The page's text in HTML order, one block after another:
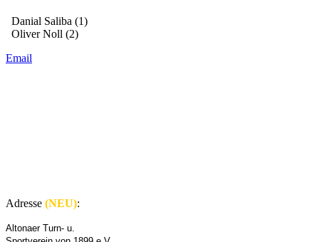
Danial Saliba (1)
Oliver Noll (2)
Email
Adresse (NEU):
Altonaer Turn- u.